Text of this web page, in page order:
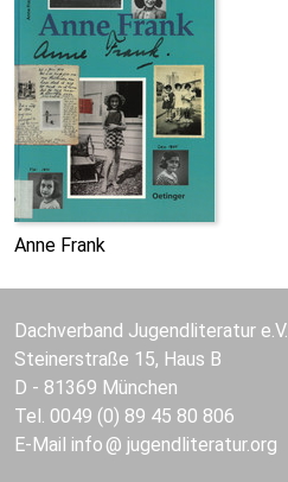
Anne Frank
Dachverband Jugendliteratur e.V.
Steinerstraße 15, Haus B
D - 81369 München
Tel. 0049 (0) 89 45 80 806
E-Mail info jugendliteratur.org